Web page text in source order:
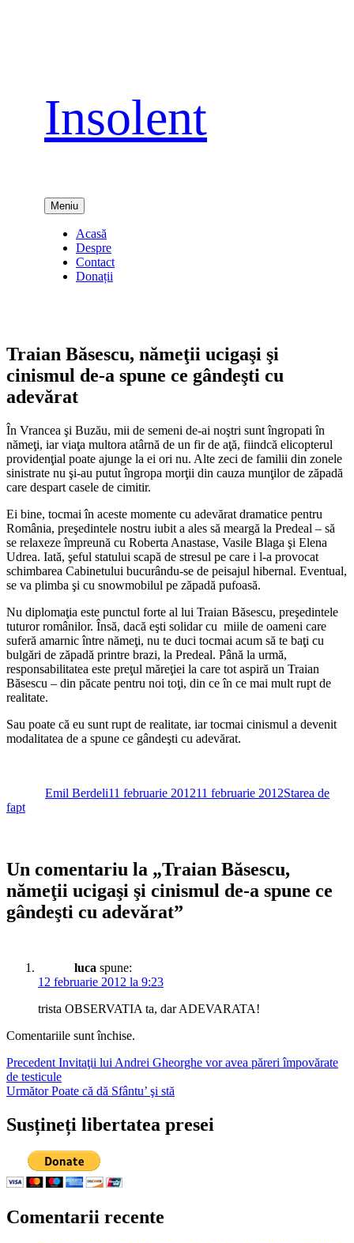
Insolent
Meniu
Acasă
Despre
Contact
Donații
Traian Băsescu, nămeţii ucigaşi şi
cinismul de-a spune ce gândeşti cu
adevărat
În Vrancea şi Buzău, mii de semeni de-ai noştri sunt îngropati în
nămeţi, iar viaţa multora atârnă de un fir de aţă, fiindcă elicopterul
providenţial poate ajunge la ei ori nu. Alte zeci de familii din zonele
sinistrate nu şi-au putut îngropa morţii din cauza munţilor de zăpadă
care despart casele de cimitir.
Ei bine, tocmai în aceste momente cu adevărat dramatice pentru
România, preşedintele nostru iubit a ales să meargă la Predeal – să
se relaxeze împreună cu Roberta Anastase, Vasile Blaga şi Elena
Udrea. Iată, şeful statului scapă de stresul pe care i l-a provocat
schimbarea Cabinetului bucurându-se de peisajul hibernal. Eventual,
se va plimba şi cu snowmobilul pe zăpadă pufoasă.
Nu diplomaţia este punctul forte al lui Traian Băsescu, preşedintele
tuturor românilor. Însă, dacă eşti solidar cu miile de oameni care
suferă amarnic între nămeţi, nu te duci tocmai acum să te baţi cu
bulgări de zăpadă printre brazi, la Predeal. Până la urmă,
responsabilitatea este preţul măreţiei la care tot aspiră un Traian
Băsescu – din păcate pentru noi toţi, din ce în ce mai mult rupt de
realitate.
Sau poate că eu sunt rupt de realitate, iar tocmai cinismul a devenit
modalitatea de a spune ce gândeşti cu adevărat.
Emil Berdeli11 februarie 201211 februarie 2012Starea de
fapt
Un comentariu la „Traian Băsescu,
nămeţii ucigaşi şi cinismul de-a spune ce
gândeşti cu adevărat”
luca spune:
12 februarie 2012 la 9:23
trista OBSERVATIA ta, dar ADEVARATA!
Comentariile sunt închise.
Navigare
în
Precedent Articolul
anterior:
Invitaţii lui Andrei Gheorghe vor avea păreri împovărate
de testicule
Următor Articolul
Poate că dă Sfântu’ şi stă
Susțineți libertatea presei
Comentarii recente